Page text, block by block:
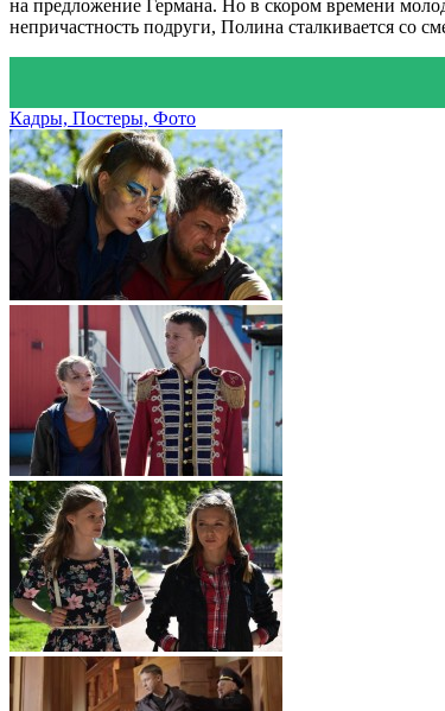
на предложение Германа. Но в скором времени
непричастность подруги, Полина сталкивается со
Кадры, Постеры, Фото